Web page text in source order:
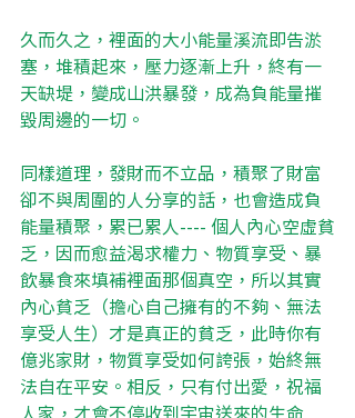
久而久之，裡面的大小能量溪流即告淤
塞，堆積起來，壓力逐漸上升，終有一
天缺堤，變成山洪暴發，成為負能量摧
毀周邊的一切。
同樣道理，發財而不立品，積聚了財富
卻不與周圍的人分享的話，也會造成負
能量積聚，累已累人---- 個人內心空虛貧
乏，因而愈益渴求權力、物質享受、暴
飲暴食來填補裡面那個真空，所以其實
內心貧乏（擔心自己擁有的不夠、無法
享受人生）才是真正的貧乏，此時你有
億兆家財，物質享受如何誇張，始終無
法自在平安。相反，只有付出愛，祝福
人家，才會不停收到宇宙送來的生命